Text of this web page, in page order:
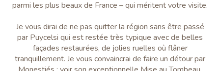
parmi les plus beaux de France – qui méritent votre visite.
Je vous dirai de ne pas quitter la région sans être passé
par Puycelsi qui est restée très typique avec de belles
façades restaurées, de jolies ruelles où flâner
tranquillement. Je vous convaincrai de faire un détour par